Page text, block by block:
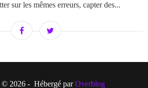
sur les mêmes erreurs, capter des...
2026 - Hébergé parOverblog